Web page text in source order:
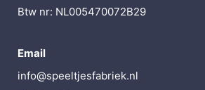
Btw nr: NL005470072B29
Email
info@speeltjesfabriek.nl